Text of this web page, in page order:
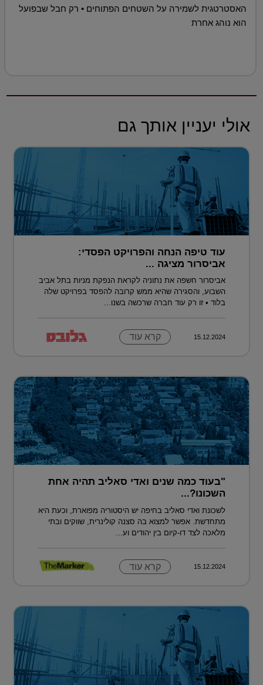
האסטרטגית לשמירה על השטחים הפתוחים • רק חבל שבפועל
הוא נוהג אחרת
אולי יעניין אותך גם
עוד טיפה הנחה והפרויקט הפסדי:
אביסרור מציגה ...
אביסרור חשפה את נתוניה לקראת הנפקת מניות בתל אביב
השבוע, והסגירה שהיא ממש קרובה להפסד בפרויקט שלה
בלוד • זו רק עוד חברה שרכשה בשנו...
15.12.2024 קרא עוד
"בעוד כמה שנים ואדי סאליב תהיה אחת
השכונו?...
לשכונת ואדי סאליב בחיפה יש היסטוריה מפוארת, וכעת היא
מתחדשת. אפשר למצוא בה סצנה קולינרית, שווקים ובתי
מלאכה לצד דו-קיום בין יהודים וע...
15.12.2024 קרא עוד